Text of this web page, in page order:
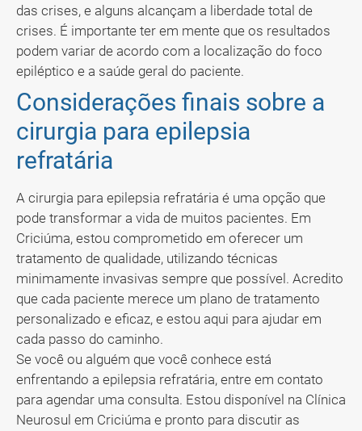
das crises, e alguns alcançam a liberdade total de
crises. É importante ter em mente que os resultados
podem variar de acordo com a localização do foco
epiléptico e a saúde geral do paciente.
Considerações finais sobre a
cirurgia para epilepsia
refratária
A cirurgia para epilepsia refratária é uma opção que
pode transformar a vida de muitos pacientes. Em
Criciúma, estou comprometido em oferecer um
tratamento de qualidade, utilizando técnicas
minimamente invasivas sempre que possível. Acredito
que cada paciente merece um plano de tratamento
personalizado e eficaz, e estou aqui para ajudar em
cada passo do caminho.
Se você ou alguém que você conhece está
enfrentando a epilepsia refratária, entre em contato
para agendar uma consulta. Estou disponível na Clínica
Neurosul em Criciúma e pronto para discutir as